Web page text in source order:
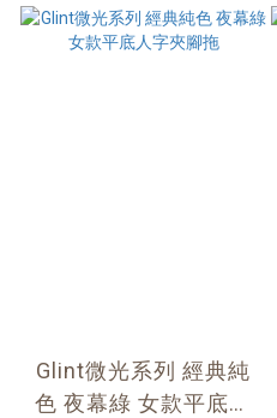
Glint微光系列 經典純
色 夜幕綠 女款平底人